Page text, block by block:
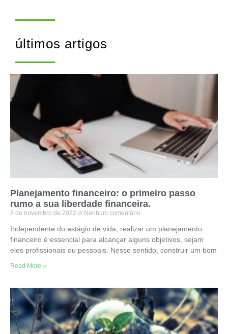
últimos artigos
Planejamento financeiro: o primeiro passo
rumo a sua liberdade financeira.
8 de novembro de 2022 Nenhum comentário
Independente do estágio de vida, realizar um planejamento
financeiro é essencial para alcançar alguns objetivos, sejam
eles profissionais ou pessoais. Nesse sentido, construir um bom
Read More »